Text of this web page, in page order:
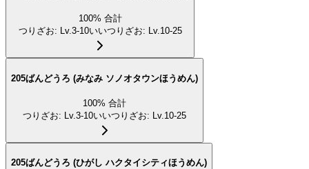
100% 合計
つりざお: Lv.3-10いいつりざお: Lv.10-25
205ばんどうろ (みなみ ソノオタウンほうめん)
100% 合計
つりざお: Lv.3-10いいつりざお: Lv.10-25
205ばんどうろ (ひがし ハクタイシティほうめん)